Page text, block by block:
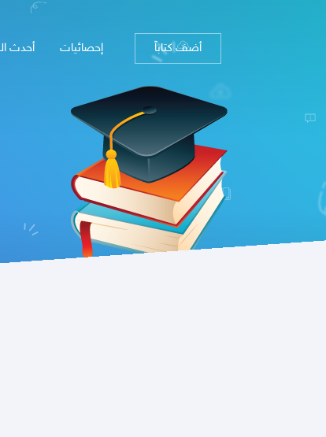
أحدث إحصائيات أضف كتاباً